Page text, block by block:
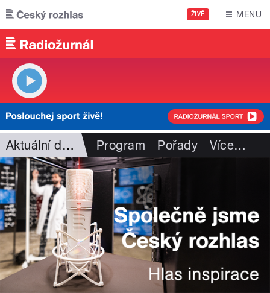
Přejít k hlavnímu obsahu
ŽIVĚ MENU
Aktuální dění Program Pořady Více…